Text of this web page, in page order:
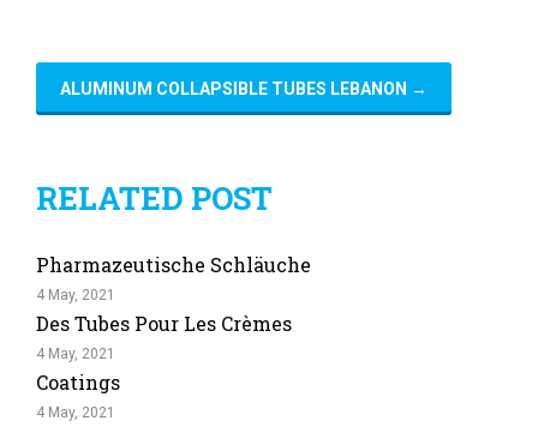
ALUMINUM COLLAPSIBLE TUBES LEBANON →
RELATED POST
Pharmazeutische Schläuche
4 May, 2021
Des Tubes Pour Les Crèmes
4 May, 2021
Coatings
4 May, 2021